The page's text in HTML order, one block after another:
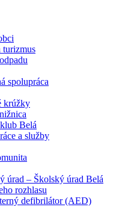
turizmus
spolupráca
krúžky
Belá
a služby
úrad – Školský úrad Belá
rozhlasu
defibrilátor (AED)